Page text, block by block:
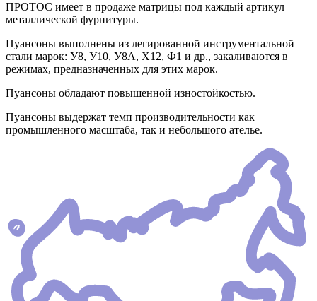
ПРОТОС имеет в продаже матрицы под каждый артикул
металлической фурнитуры.
Пуансоны выполнены из легированной инструментальной
стали марок: У8, У10, У8А, Х12, Ф1 и др., закаливаются в
режимах, предназначенных для этих марок.
Пуансоны обладают повышенной изностойкостью.
Пуансоны выдержат темп производительности как
промышленного масштаба, так и небольшого ателье.